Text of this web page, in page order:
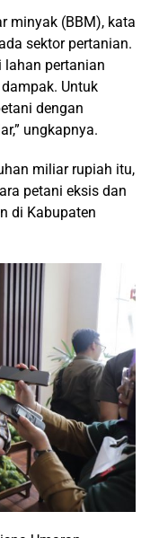
minyak (BBM), kata
sektor pertanian.
lahan pertanian
Untuk
dengan
ungkapnya.
miliar rupiah itu,
petani eksis dan
di Kabupaten